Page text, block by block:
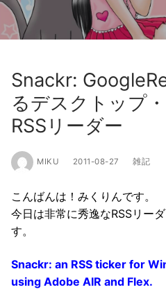
Snackr:
るデスクトップ
RSSリーダー
MIKU 2011-08-27 雑記
こんばんは！みくりんです。
今日は非常に秀逸なRSSリー
す。
Snackr: an RSS ticker for
using Adobe AIR and Flex.